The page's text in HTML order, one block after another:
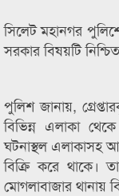
সিলেট মহানগর
সরকার বিষয়টি
পুলিশ জানায়,
বিভিন্ন এলাকা
ঘটনাস্থল এলাকাসহ
বিক্রি করে থাকে।
মোগলাবাজার থানায়